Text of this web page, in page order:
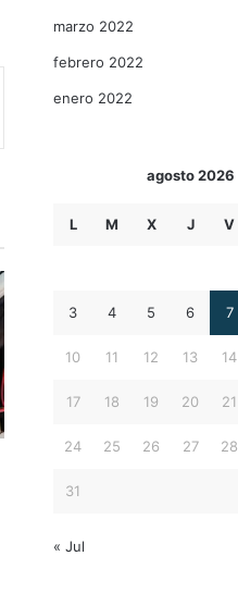
marzo 2022
febrero 2022
enero 2022
agosto 2026
L M X J V
3 4 5 6 7
10 11 12 13 14
17 18 19 20 21
24 25 26 27 28
31
« Jul